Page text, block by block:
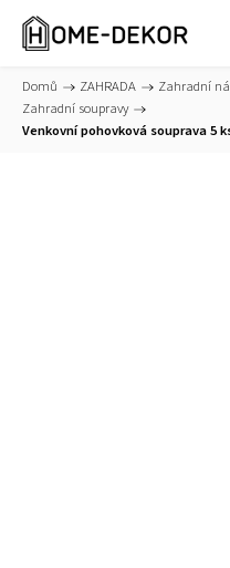
Domů / ZAHRADA / Zahradní
Zahradní soupravy /
Venkovní pohovková souprava 5